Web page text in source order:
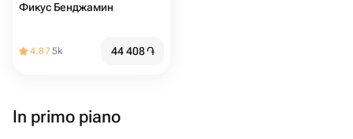
Фикус Бенджамин
4.875k 44 408֏
In primo piano